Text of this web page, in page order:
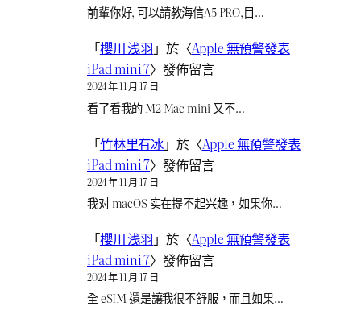
前輩你好, 可以請教海信A5 PRO,目…
「櫻川 浅羽 」於〈Apple 無預警發表
iPad mini 7〉發佈留言
2024 年 11 月 17 日
看了看我的 M2 Mac mini 又不…
「竹林里有冰」於〈Apple 無預警發表
iPad mini 7〉發佈留言
2024 年 11 月 17 日
我对 macOS 实在提不起兴趣，如果你…
「櫻川 浅羽 」於〈Apple 無預警發表
iPad mini 7〉發佈留言
2024 年 11 月 17 日
全 eSIM 還是讓我很不舒服，而且如果…